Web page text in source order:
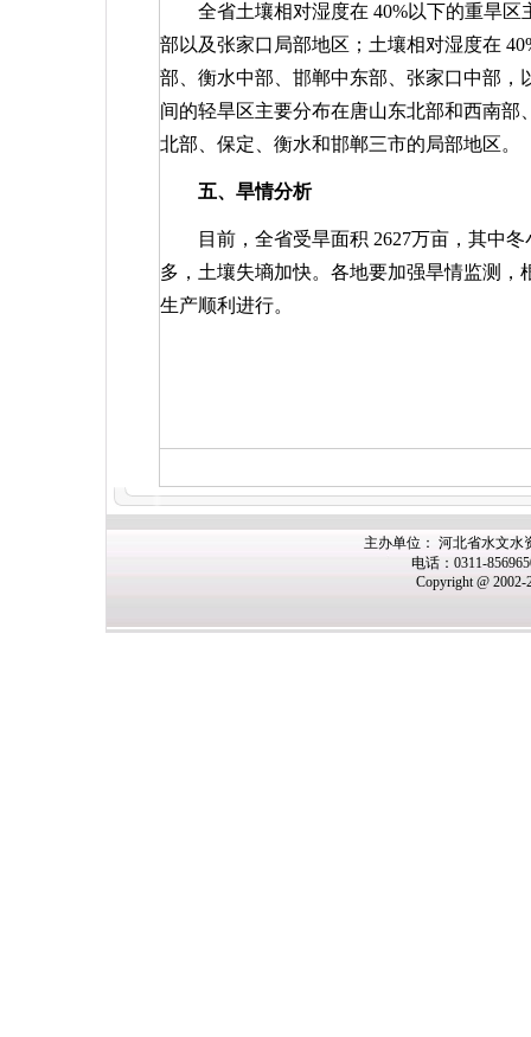
全省土壤相对湿度在 40%以下的重旱区
部以及张家口局部地区；土壤相对湿度在
部、衡水中部、邯郸中东部、张家口中部
间的轻旱区主要分布在唐山东北部和西南
北部、保定、衡水和邯郸三市的局部地区。
五、旱情分析
目前，全省受旱面积 2627万亩，其中
多，土壤失墒加快。各地要加强旱情监测
生产顺利进行。
主办单位： 河北省水文水
电话：0311-
Copyright @ 2002-